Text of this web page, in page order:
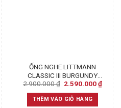
₫.
ỐNG NGHE LITTMANN
CLASSIC III BURGUNDY
5627
2.900.000₫ Original
was:
2.900.000 ₫.
2.590.000₫
THÊM VÀO GIỎ HÀNG